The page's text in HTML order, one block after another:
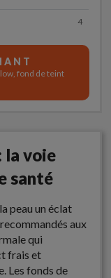
4
fond de teint
la voie
santé
peau un éclat
aux
qui
frais et
Les fonds de